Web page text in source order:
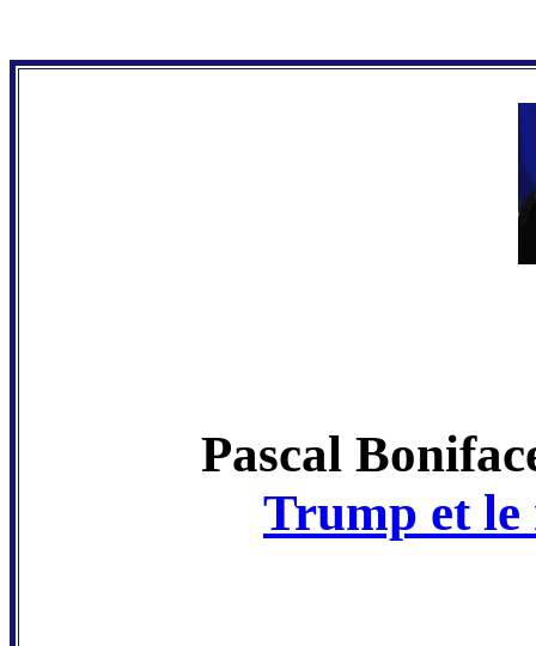
Pascal
Trump et le